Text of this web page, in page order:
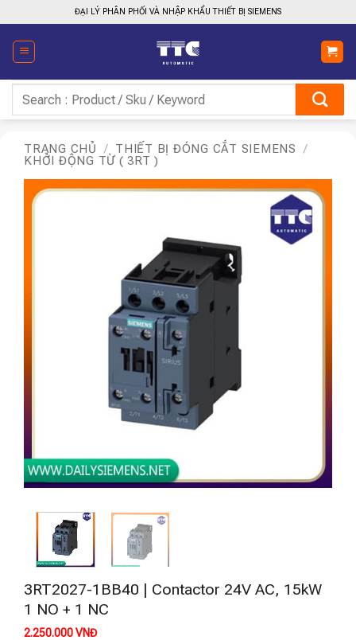
qua
nội
dung
ĐẠI LÝ PHÂN PHỐI VÀ NHẬP KHẨU THIẾT BỊ SIEMENS
kiếm:
TRANG CHỦ / THIẾT BỊ ĐÓNG CẮT SIEMENS
/
KHỞI ĐỘNG TỪ ( 3RT )
3RT2027-1BB40 | Contactor 24V AC, 15kW
1 NO + 1 NC
2.250.000VNĐ